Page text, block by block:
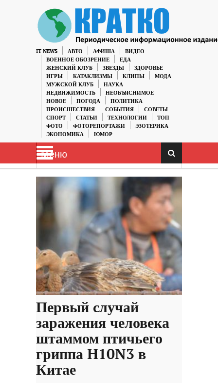
IT NEWS АВТО АФИША
ВИДЕО
ВОЕННОЕ ОБОЗРЕНИЕ
ЕДА
ЖЕНСКИЙ КЛУБ
ЗВЕЗДЫ
ЗДОРОВЬЕ
ИГРЫ
КАТАКЛИЗМЫ КЛИПЫ
МОДА
МУЖСКОЙ КЛУБ
НАУКА
НЕДВИЖИМОСТЬ
НЕОБЪЯСНИМОЕ
НОВОЕ
ПОГОДА
ПОЛИТИКА
ПРОИСШЕСТВИЯ
СОБЫТИЯ
СОВЕТЫ
СПОРТ
СТАТЬИ ТЕХНОЛОГИИ
ТОП
ФОТО
ФОТОРЕПОРТАЖИ
ЭЗОТЕРИКА
ЭКОНОМИКА
ЮМОР
Меню
Первый случай
заражения человека
штаммом птичьего
гриппа H10N3 в
Китае